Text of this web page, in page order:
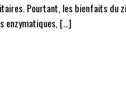
Pourtant, les bienfaits du
enzymatiques,[…]